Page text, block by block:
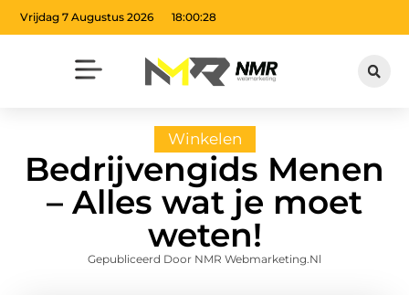
Vrijdag 7 Augustus 2026 18:00:29
Winkelen
Bedrijvengids Menen
– Alles wat je moet
weten!
Gepubliceerd Door NMR Webmarketing.nl